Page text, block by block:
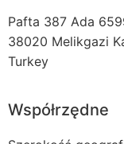
Pafta 387 Ada
38020 Melikgazi
Turkey
Współrzędne